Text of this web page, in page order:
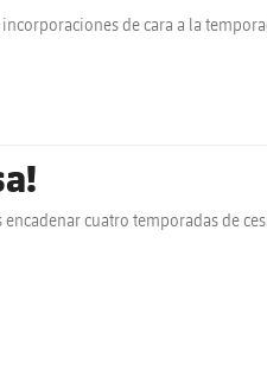
de cara a la
cuatro temporadas de